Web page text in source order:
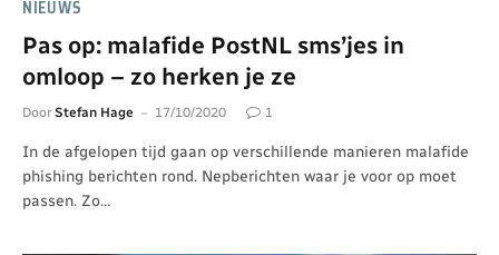
NIEUWS
Pas op: malafide PostNL sms’jes in
omloop – zo herken je ze
Door Stefan Hage 17/10/2020 1
In de afgelopen tijd gaan op verschillende manieren malafide
phishing berichten rond. Nepberichten waar je voor op moet
passen. Zo…